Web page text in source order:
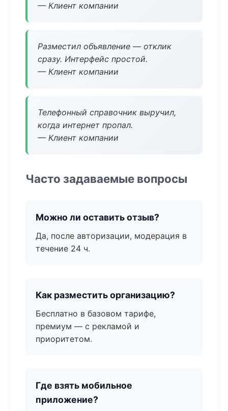
— Клиент компании
Разместил объявление — отклик
сразу. Интерфейс простой.
— Клиент компании
Телефонный справочник выручил,
когда интернет пропал.
— Клиент компании
Часто задаваемые вопросы
Можно ли оставить отзыв?
Да, после авторизации, модерация в
течение 24 ч.
Как разместить организацию?
Бесплатно в базовом тарифе,
премиум — с рекламой и
приоритетом.
Где взять мобильное
приложение?